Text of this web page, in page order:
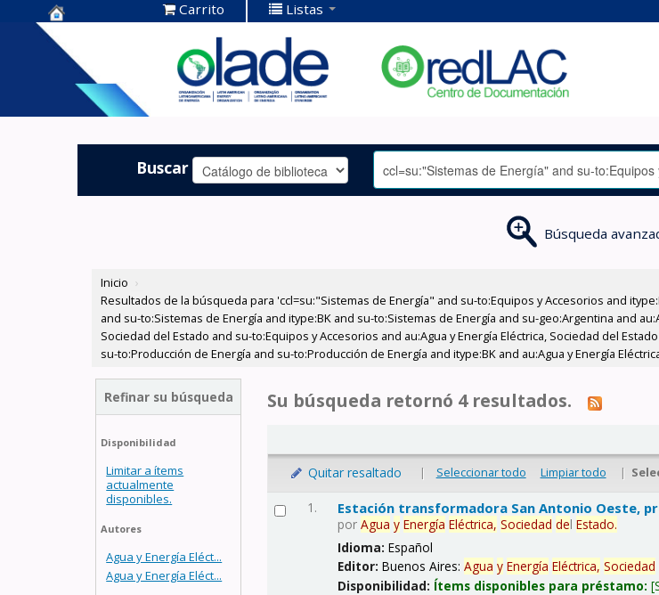
Centro de
Documentación
OLADE -
Carrito Listas
Buscar
Búsqueda
Inicio ›
Resultados de la búsqueda para 'ccl=su:"Sistemas de Energía" and su-to:Equipos y Accesorios and
and su-to:Sistemas de Energía and itype:BK and su-to:Sistemas de Energía and su-geo:Argentina and
Sociedad del Estado and su-to:Equipos y Accesorios and au:Agua y Energía Eléctrica, Sociedad del
su-to:Producción de Energía and su-to:Producción de Energía and itype:BK and au:Agua y Energía
Refinar su búsqueda
Disponibilidad
Limitar a ítems
actualmente
disponibles.
Autores
Agua y Energía Eléct...
Agua y Energía Eléct...
Su búsqueda retornó 4 resultados.
Quitar resaltado | Seleccionar todo Limpiar todo |
1. Estación transformadora San Antonio Oeste,
porAgua y Energía Eléctrica, Sociedad delEstado.
Idioma:Español
Editor:Buenos Aires:Agua y Energía Eléctrica, Sociedad
Disponibilidad: Ítems disponibles para préstamo: